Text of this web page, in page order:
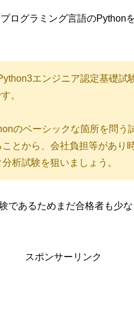
ログラミング言語のPython
エンジニア認定基礎試
。
のベーシックな箇所を問う
とから、会社負担等があり
析試験を狙いましょう。
であるためまだ合格者も少
スポンサーリンク